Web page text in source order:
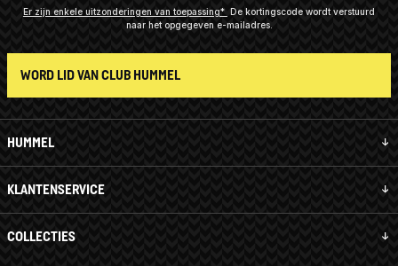
HUMMEL
KLANTENSERVICE
COLLECTIES
Er zijn enkele uitzonderingen van toepassing* De kortingscode wordt verstuurd
naar het opgegeven e-mailadres.
WORD LID VAN CLUB HUMMEL